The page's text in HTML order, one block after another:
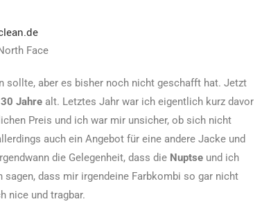
Face
sollte, aber es bisher noch nicht geschafft hat. Jetzt
30 Jahre alt. Letztes Jahr war ich eigentlich kurz davor
Preis und ich war mir unsicher, ob sich nicht
auch ein Angebot für eine andere Jacke und
die Gelegenheit, dass die Nuptse und ich
dass mir irgendeine Farbkombi so gar nicht
nice und tragbar.